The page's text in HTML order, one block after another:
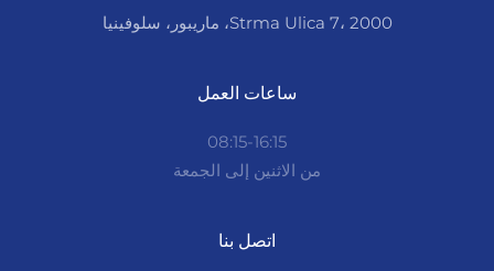
Strma Ulica 7، 2000، ماريبور، سلوفينيا
ساعات العمل
08:15-16:15
من الاثنين إلى الجمعة
اتصل بنا